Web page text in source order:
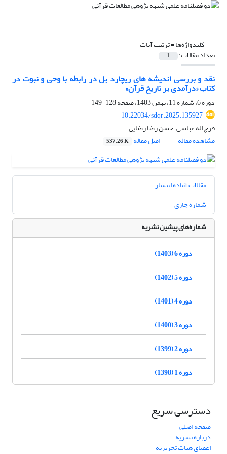
کلیدواژه‌ها =ترتیب آیات
تعداد مقالات: 1
نقد و بررسی اندیشه های ریچارد بل در رابطه با وحی و نبوت در
کتاب «درآمدى بر تاریخ قرآن»
دوره 6، شماره 11، بهمن 1403، صفحه
128-149
10.22034/sdqr.2025.135927
فرج اله عباسی، حسن رضا رضایی
مشاهده مقاله
اصل مقاله 537.26 K
مقالات آماده انتشار
شماره جاری
شماره‌های پیشین نشریه
دوره 6 (1403)
دوره 5 (1402)
دوره 4 (1401)
دوره 3 (1400)
دوره 2 (1399)
دوره 1 (1398)
دسترسی سریع
صفحه اصلی
درباره نشریه
اعضای هیات تحریریه